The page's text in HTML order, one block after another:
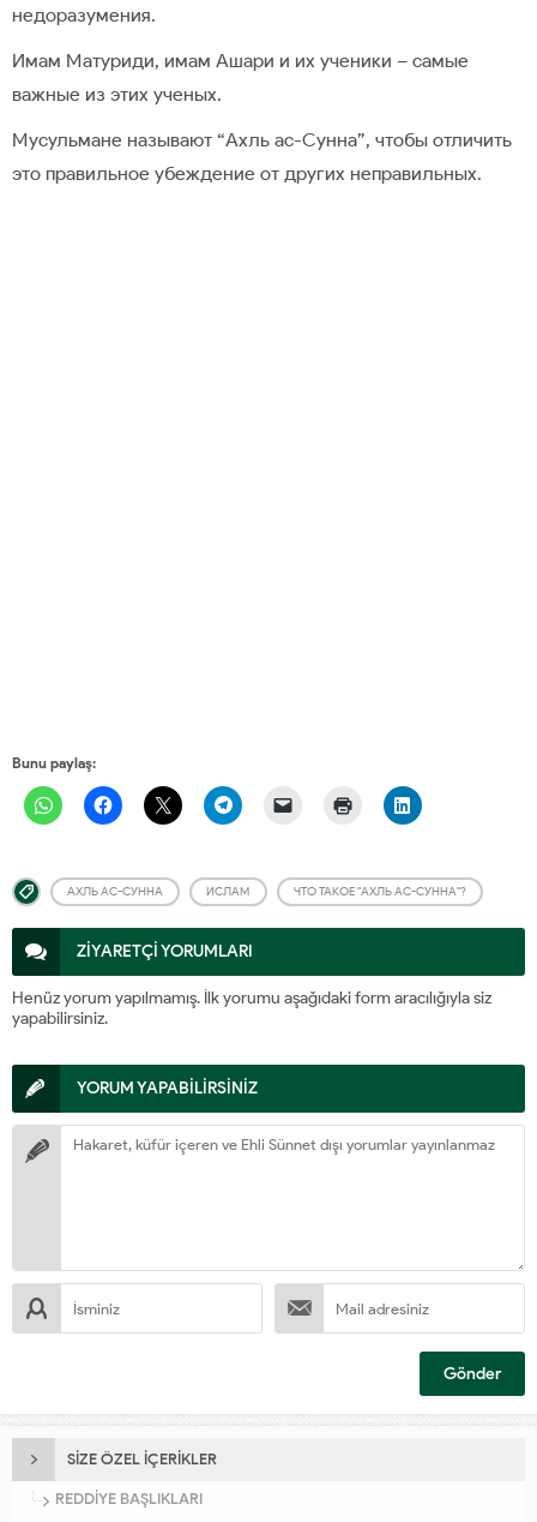
недоразумения.
Имам Матуриди, имам Ашари и их ученики – самые
важные из этих ученых.
Мусульмане называют “Ахль ас-Сунна”, чтобы отличить
это правильное убеждение от других неправильных.
Bunu paylaş:
АХЛЬ АС-СУННА ИСЛАМ ЧТО ТАКОЕ "АХЛЬ АС-СУННА"?
ZİYARETÇİ YORUMLARI
Henüz yorum yapılmamış. İlk yorumu aşağıdaki form aracılığıyla siz
yapabilirsiniz.
YORUM YAPABİLİRSİNİZ
SİZE ÖZEL İÇERİKLER
REDDİYE BAŞLIKLARI